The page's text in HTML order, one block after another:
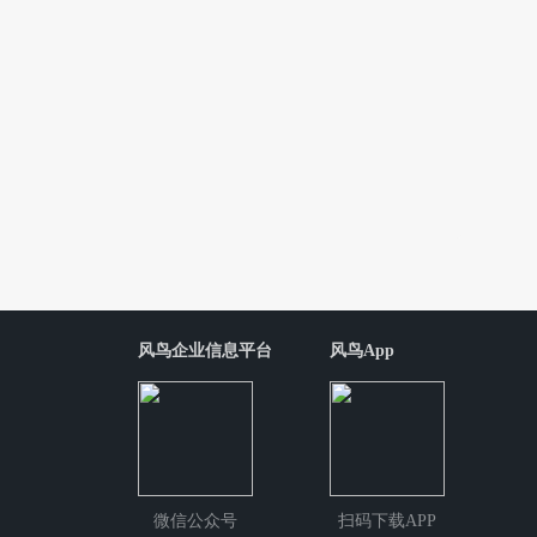
风鸟企业信息平台
微信公众号
风鸟App
扫码下载APP